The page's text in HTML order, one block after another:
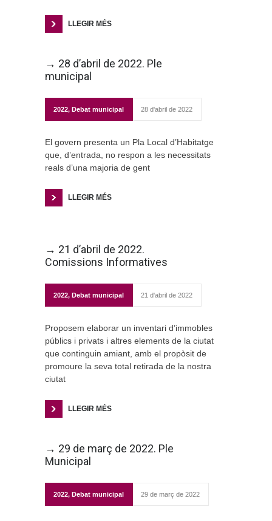
LLEGIR MÉS
→ 28 d’abril de 2022. Ple
municipal
2022, Debat municipal 28 d'abril de 2022
El govern presenta un Pla Local d’Habitatge
que, d’entrada, no respon a les necessitats
reals d’una majoria de gent
LLEGIR MÉS
→ 21 d’abril de 2022.
Comissions Informatives
2022, Debat municipal 21 d'abril de 2022
Proposem elaborar un inventari d’immobles
públics i privats i altres elements de la ciutat
que continguin amiant, amb el propòsit de
promoure la seva total retirada de la nostra
ciutat
LLEGIR MÉS
→ 29 de març de 2022. Ple
Municipal
2022, Debat municipal 29 de març de 2022